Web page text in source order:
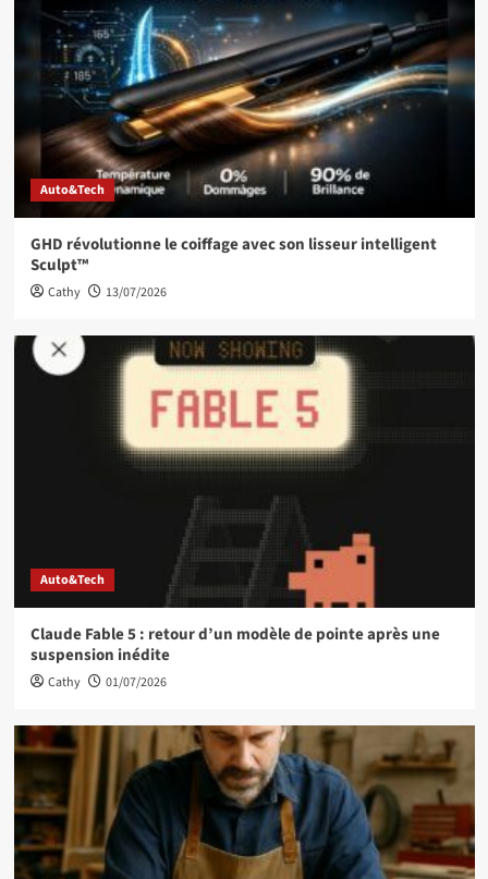
Auto&Tech
GHD révolutionne le coiffage avec son lisseur intelligent
Sculpt™
Cathy 13/07/2026
Auto&Tech
Claude Fable 5 : retour d’un modèle de pointe après une
suspension inédite
Cathy 01/07/2026